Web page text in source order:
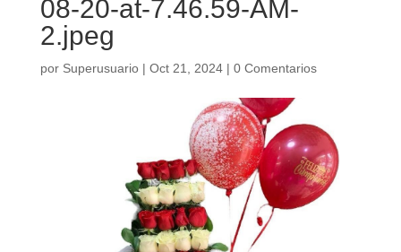
08-20-at-7.46.59-AM-
2.jpeg
por Superusuario| Oct 21, 2024| 0 Comentarios